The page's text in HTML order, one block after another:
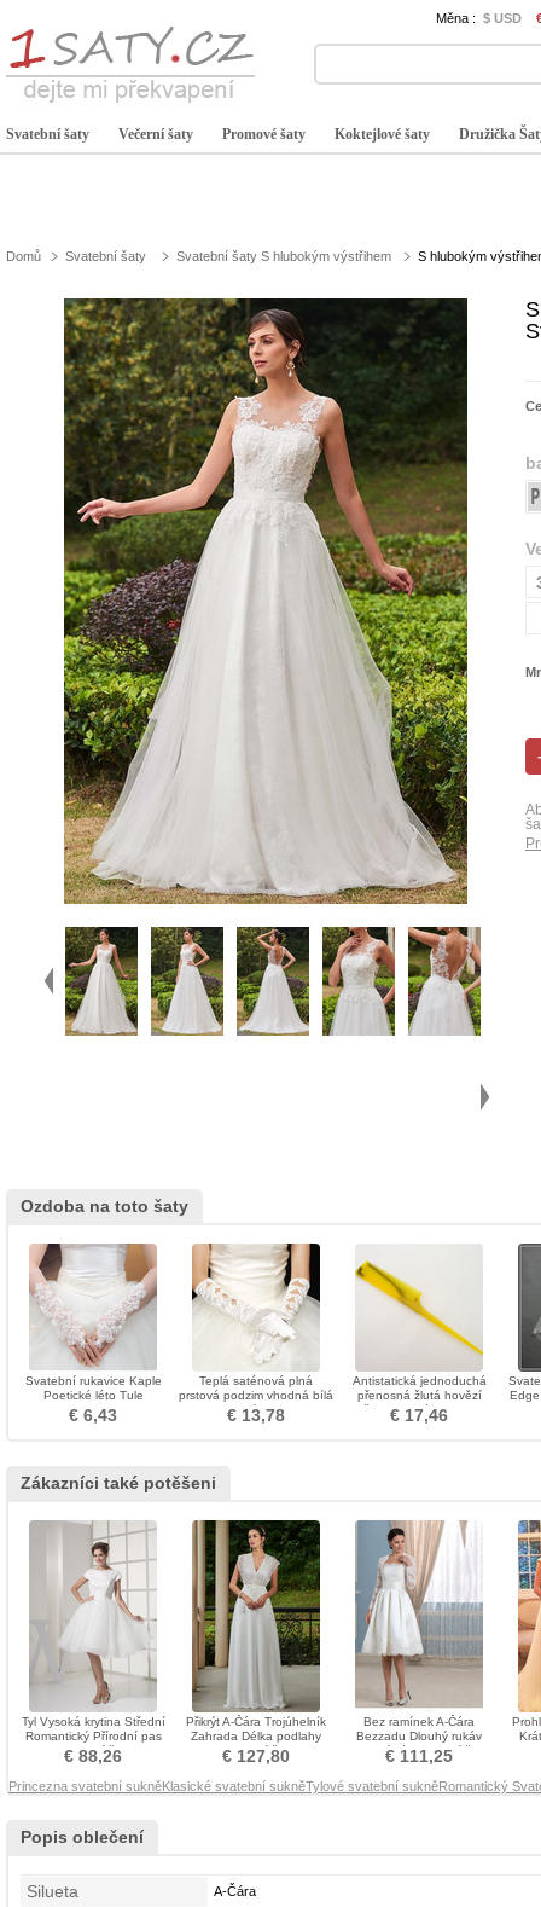
Měna : $ USD
Svatební šaty Večerní šaty Promové šaty Koktejlové šaty Družička
Domů Svatební šaty Svatební šaty S hlubokým výstřihem S hlubokým
Ozdoba na toto šaty
Svatební rukavice Kaple
Poetické léto Tule
€ 6,43
Teplá saténová plná
prstová podzim vhodná bílá
svatební rukavice
€ 13,78
Antistatická jednoduchá
přenosná žlutá hovězí
šlacha Malá ozdoba
€ 17,46
Zákazníci také potěšeni
Tyl Vysoká krytina Střední
Romantický Přírodní pas
Svatební šaty
€ 88,26
Přikrýt A-Čára Trojúhelník
Zahrada Délka podlahy
Svatební šaty
€ 127,80
Bez ramínek A-Čára
Bezzadu Dlouhý rukáv
Dvoudílné Svatební šaty
€ 111,25
Princezna svatební sukněKlasické svatební sukněTylové svatební sukněRomantický
Popis oblečení
Silueta A-Čára